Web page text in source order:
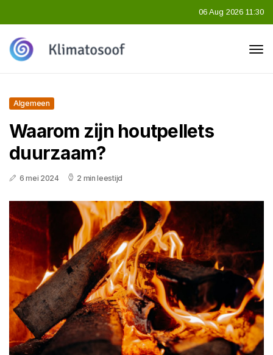
06 Aug 2026 11:30
Algemeen
Waarom zijn houtpellets
duurzaam?
6 mei 2024 2 min leestijd